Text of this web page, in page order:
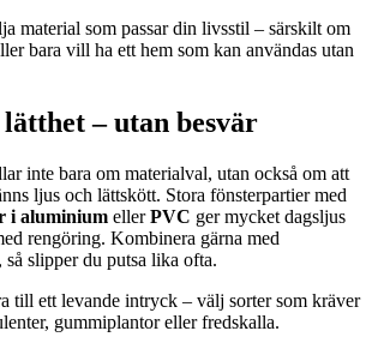
material som passar din livsstil – särskilt om
bara vill ha ett hem som kan användas utan
– utan besvär
inte bara om materialval, utan också om att
ljus och lättskött. Stora fönsterpartier med
i aluminium ellerPVC ger mycket dagsljus
rengöring. Kombinera gärna med
, så slipper du putsa lika ofta.
till ett levande intryck – välj sorter som kräver
gummiplantor eller fredskalla.